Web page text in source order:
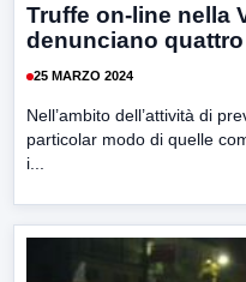
Truffe on-line nella
denunciano
25 MARZO 2024
Nell’ambito dell’attività di
particolar modo di quelle
i...